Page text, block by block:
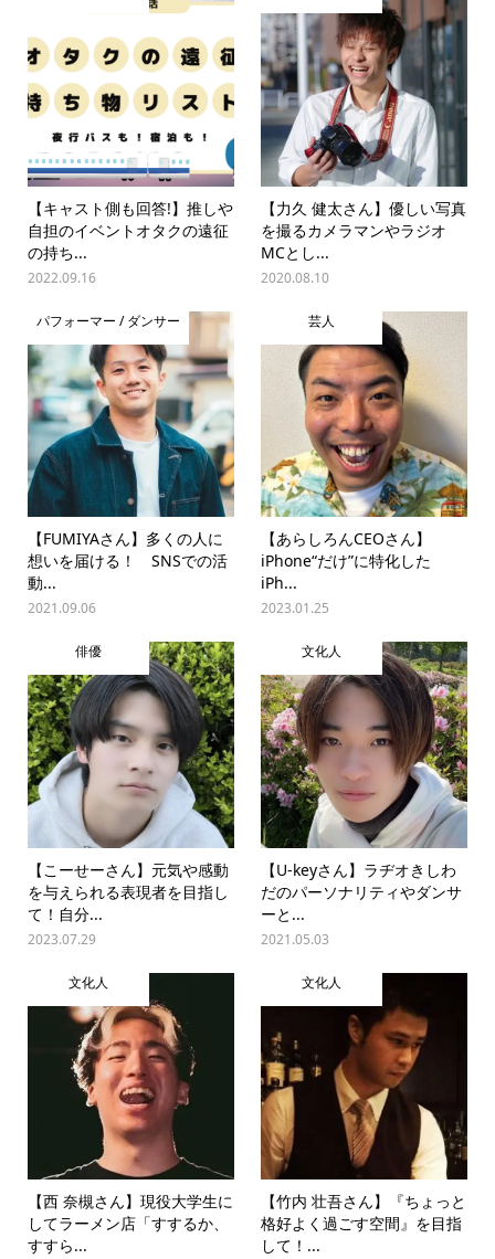
【キャスト側も回答!】推しや
自担のイベントオタクの遠征
の持ち...
2022.09.16
【力久 健太さん】優しい写真
を撮るカメラマンやラジオ
MCとし...
2020.08.10
パフォーマー / ダンサー
【FUMIYAさん】多くの人に
想いを届ける！ SNSでの活
動...
2021.09.06
芸人
【あらしろんCEOさん】
iPhone“だけ”に特化した
iPh...
2023.01.25
俳優
【こーせーさん】元気や感動
を与えられる表現者を目指し
て！自分...
2023.07.29
文化人
【U-keyさん】ラヂオきしわ
だのパーソナリティやダンサ
ーと...
2021.05.03
文化人
【西 奈槻さん】現役大学生に
してラーメン店「すするか、
すすら...
文化人
【竹内 壮吾さん】『ちょっと
格好よく過ごす空間』を目指
して！...